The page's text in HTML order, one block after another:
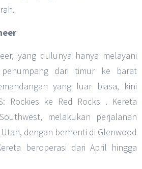
yang dulunya hanya melayani
penumpang dari timur ke barat
yang luar biasa, kini
Rockies ke Red Rocks . Kereta
melakukan perjalanan
dengan berhenti di Glenwood
beroperasi dari April hingga